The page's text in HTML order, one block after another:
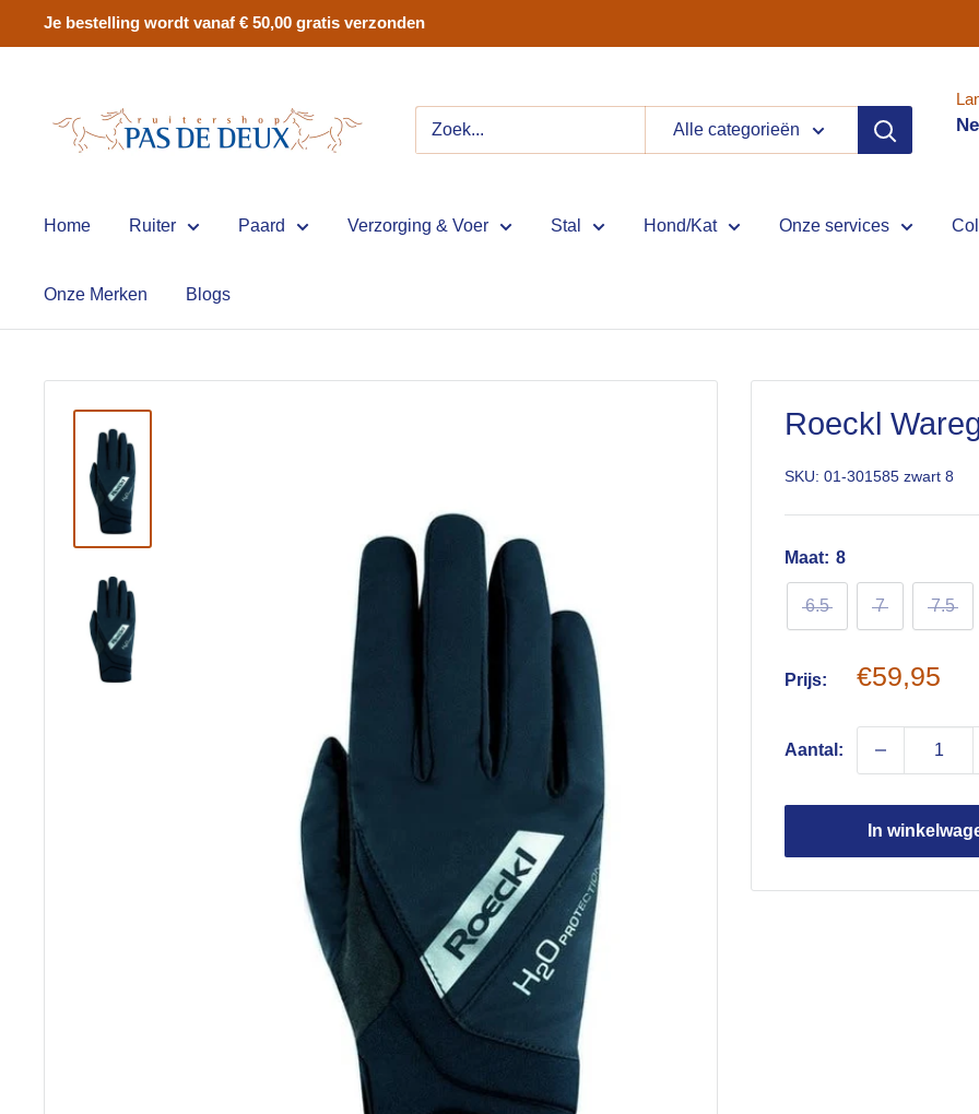
to
Je bestelling wordt vanaf € 50,00 gratis verzonden
Ruitershop
Alle categorieën
Home Ruiter Paard Verzorging & Voer Stal Hond/Kat Onze services
Onze Merken Blogs
Roeckl
SKU: 01-301585 zwart 8
Maat: 8
6.5 7 7.5
Prijs:
Sale
€59,95
Aantal:
In